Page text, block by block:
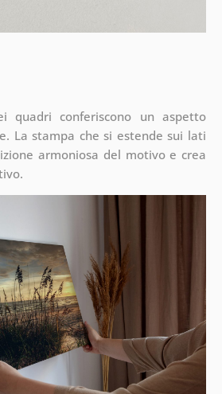
quadri conferiscono un aspetto
La stampa che si estende sui lati
armoniosa del motivo e crea